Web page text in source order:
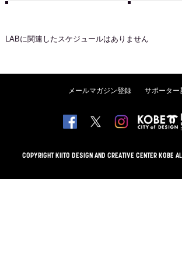
LABに関連したスケジュールはありません
メールマガジン登録 サポーター
COPYRIGHT KIITO DESIGN AND CREATIVE CENTER KOBE